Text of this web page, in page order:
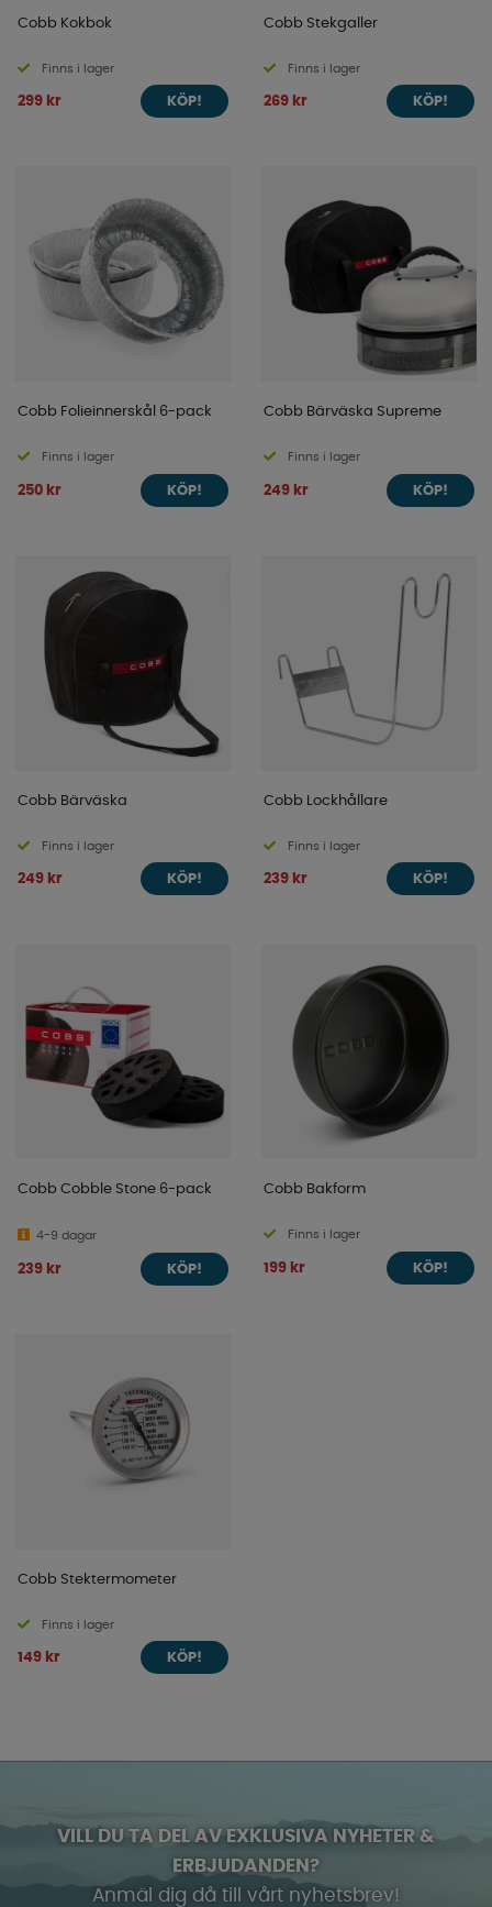
Cobb Kokbok
Finns i lager
299 kr KÖP!
Cobb Stekgaller
Finns i lager
269 kr KÖP!
Cobb Folieinnerskål 6-pack
Finns i lager
250 kr KÖP!
Cobb Bärväska Supreme
Finns i lager
249 kr KÖP!
Cobb Bärväska
Finns i lager
249 kr KÖP!
Cobb Lockhållare
Finns i lager
239 kr KÖP!
Cobb Cobble Stone 6-pack
4-9 dagar
239 kr KÖP!
Cobb Bakform
Finns i lager
199 kr KÖP!
Cobb Stektermometer
Finns i lager
149 kr KÖP!
VILL DU TA DEL AV EXKLUSIVA NYHETER &
ERBJUDANDEN?
Anmäl dig då till vårt nyhetsbrev!